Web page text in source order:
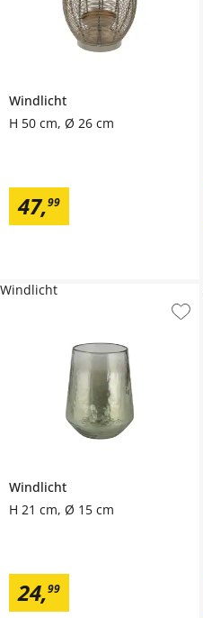
Windlicht
H 50 cm, Ø 26 cm
47,99
Windlicht
H 21 cm, Ø 15 cm
24,99
Windlicht